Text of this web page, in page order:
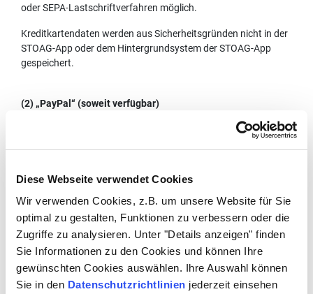
Diese Webseite verwendet Cookies
Wir verwenden Cookies, z.B. um unsere Website für Sie
optimal zu gestalten, Funktionen zu verbessern oder die
Zugriffe zu analysieren. Unter "Details anzeigen" finden
Sie Informationen zu den Cookies und können Ihre
gewünschten Cookies auswählen. Ihre Auswahl können
Sie in den Datenschutzrichtlinien jederzeit einsehen
oder SEPA-Lastschriftverfahren möglich.
Kreditkartendaten werden aus Sicherheitsgründen nicht in der
STOAG-App oder dem Hintergrundsystem der STOAG-App
gespeichert.
(2) „PayPal“ (soweit verfügbar)
Soweit wir in der STOAG-App die Bezahlung via dem Online-
S.C.A.., 22-24 Boulevard Royal, L-2449 Luxembourg (im
auswählen, werden Sie auf die Webseite von PayPal
weitergeleitet und die von Ihnen eingegebenen
personenbezogenen Daten werden an PayPal verschlüsselt
übermittelt. Dies umfasst zumeist Ihren Namen, Ihre Adresse,
Ihre Telefonnummer, Ihre IP-Adresse, E-Mail-Adresse oder
sonstige zur Bestellabwicklung erforderliche Informationen
einschließlich solcher zu Ihrer Bestellung.